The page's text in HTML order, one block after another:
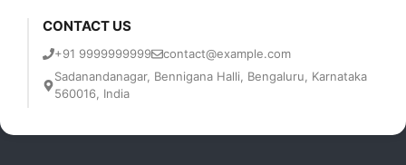
CONTACT US
+91 9999999999
contact@example.com
Sadanandanagar, Bennigana Halli, Bengaluru, Karnataka
560016, India